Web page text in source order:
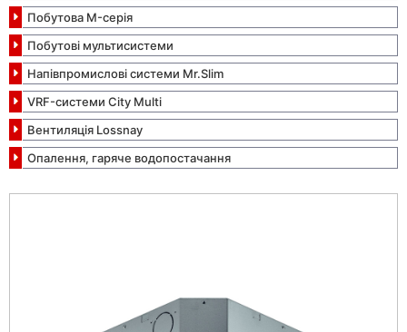
Побутова M-серія
Побутові мультисистеми
Напівпромислові системи Mr.Slim
VRF-системи City Multi
Вентиляція Lossnay
Опалення, гаряче водопостачання